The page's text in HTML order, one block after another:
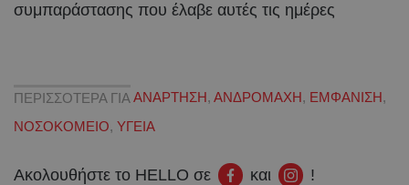
συμπαράστασης που έλαβε αυτές τις ημέρες
ΠΕΡΙΣΣΟΤΕΡΑ ΓΙΑ ΑΝΑΡΤΗΣΗ , ΑΝΔΡΟΜΑΧΗ , ΕΜΦΑΝΙΣΗ ,
ΝΟΣΟΚΟΜΕΙΟ, ΥΓΕΙΑ
Ακολουθήστε το HELLO σε και !